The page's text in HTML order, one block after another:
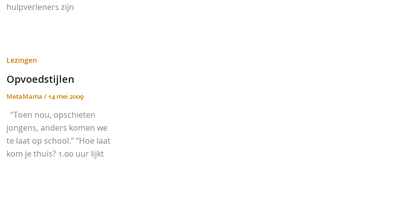
hulpverleners zijn
Lezingen
Opvoedstijlen
MetaMama / 14 mei 2009
“Toen nou, opschieten
jongens, anders komen we
te laat op school.” “Hoe laat
kom je thuis? 1.00 uur lijkt